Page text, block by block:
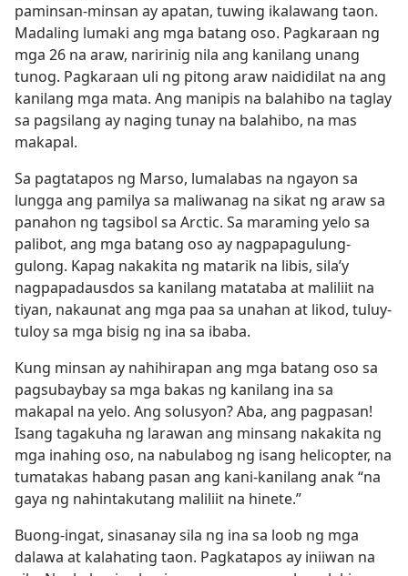
paminsan-minsan ay apatan, tuwing ikalawang taon.
Madaling lumaki ang mga batang oso. Pagkaraan ng
mga 26 na araw, naririnig nila ang kanilang unang
tunog. Pagkaraan uli ng pitong araw naididilat na ang
kanilang mga mata. Ang manipis na balahibo na taglay
sa pagsilang ay naging tunay na balahibo, na mas
makapal.
Sa pagtatapos ng Marso, lumalabas na ngayon sa
lungga ang pamilya sa maliwanag na sikat ng araw sa
panahon ng tagsibol sa Arctic. Sa maraming yelo sa
palibot, ang mga batang oso ay nagpapagulung-
gulong. Kapag nakakita ng matarik na libis, sila’y
nagpapadausdos sa kanilang matataba at maliliit na
tiyan, nakaunat ang mga paa sa unahan at likod, tuluy-
tuloy sa mga bisig ng ina sa ibaba.
Kung minsan ay nahihirapan ang mga batang oso sa
pagsubaybay sa mga bakas ng kanilang ina sa
makapal na yelo. Ang solusyon? Aba, ang pagpasan!
Isang tagakuha ng larawan ang minsang nakakita ng
mga inahing oso, na nabulabog ng isang helicopter, na
tumatakas habang pasan ang kani-kanilang anak “na
gaya ng nahintakutang maliliit na hinete.”
Buong-ingat, sinasanay sila ng ina sa loob ng mga
dalawa at kalahating taon. Pagkatapos ay iniiwan na